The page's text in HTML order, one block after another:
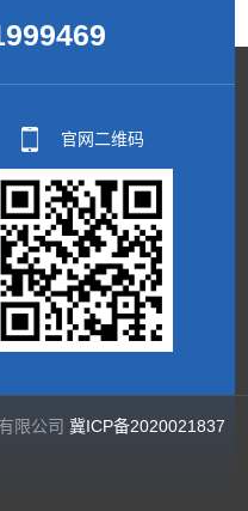
官网二维码
限公司 冀ICP备2020021837